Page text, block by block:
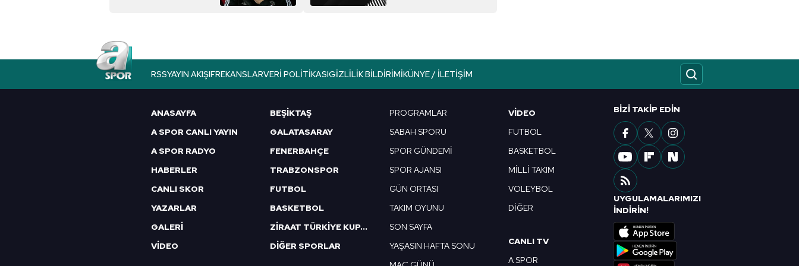
RSSYAYIN AKIŞIFREKANSLARVERI POLITIKASIGIZLILIK BILDIRIMIKÜNYE / İLETIŞIM
ANASAYFA
A SPOR CANLI YAYIN
A SPOR RADYO
HABERLER
CANLI SKOR
YAZARLAR
GALERİ
VİDEO
BEŞİKTAŞ
GALATASARAY
FENERBAHÇE
TRABZONSPOR
FUTBOL
BASKETBOL
ZİRAAT TÜRKİYE KUPASI
DİĞER SPORLAR
PROGRAMLAR
SABAH SPORU
SPOR GÜNDEMİ
SPOR AJANSI
GÜN ORTASI
TAKIM OYUNU
SON SAYFA
YAŞASIN HAFTA SONU
VIDEO
FUTBOL
BASKETBOL
MİLLİ TAKIM
VOLEYBOL
DİĞER
CANLI TV
A SPOR
BIZI TAKIP EDIN
UYGULAMALARIMIZI
İNDİRİN!